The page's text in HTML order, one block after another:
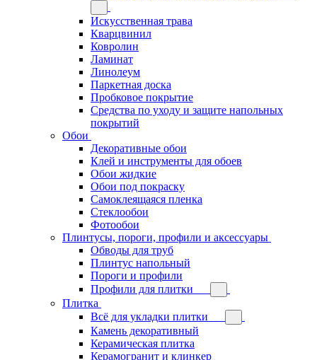
Искусственная трава
Кварцвинил
Ковролин
Ламинат
Линолеум
Паркетная доска
Пробковое покрытие
Средства по уходу и защите напольных
покрытий
Обои
Декоративные обои
Клей и инструменты для обоев
Обои жидкие
Обои под покраску
Самоклеящаяся пленка
Стеклообои
Фотообои
Плинтусы, пороги, профили и аксессуары
Обводы для труб
Плинтус напольный
Пороги и профили
Профили для плитки
Плитка
Всё для укладки плитки
Камень декоративный
Керамическая плитка
Керамогранит и клинкер